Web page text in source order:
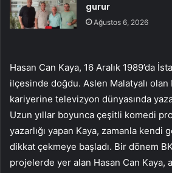
gurur
Ağustos 6, 2026
Hasan Can Kaya, 16 Aralık 1989’da
ilçesinde doğdu. Aslen Malatyalı olan
kariyerine televizyon dünyasında
Uzun yıllar boyunca çeşitli komedi
yazarlığı yapan Kaya, zamanla
dikkat çekmeye başladı. Bir dönem
projelerde yer alan Hasan Can Kaya,